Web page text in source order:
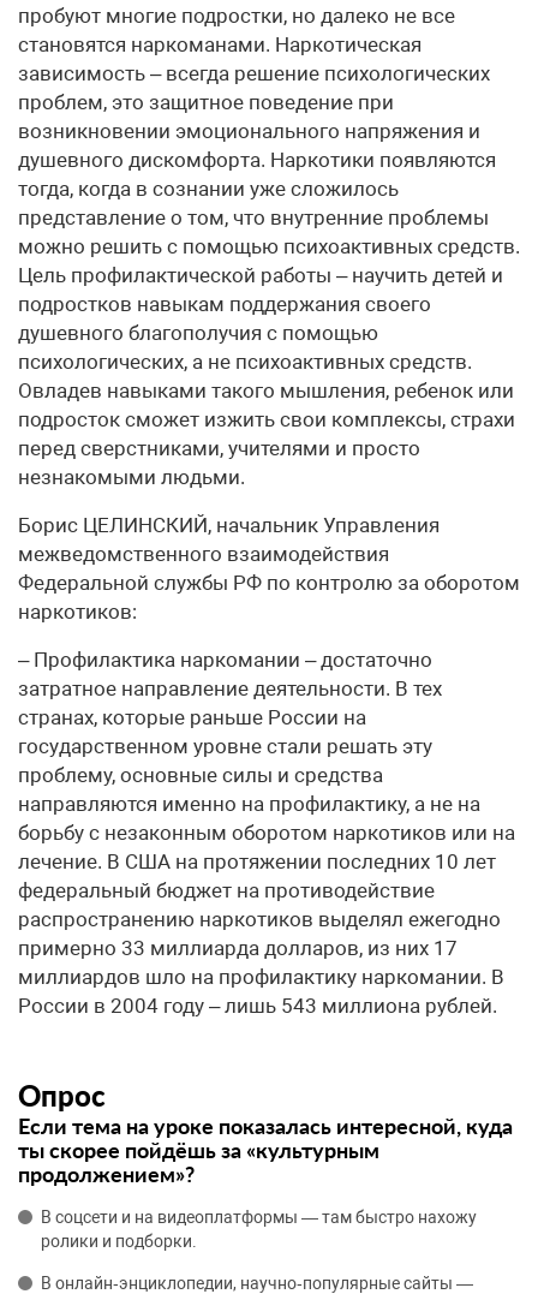
пробуют многие подростки, но далеко не все
становятся наркоманами. Наркотическая
зависимость – всегда решение психологических
проблем, это защитное поведение при
возникновении эмоционального напряжения и
душевного дискомфорта. Наркотики появляются
тогда, когда в сознании уже сложилось
представление о том, что внутренние проблемы
можно решить с помощью психоактивных средств.
Цель профилактической работы – научить детей и
подростков навыкам поддержания своего
душевного благополучия с помощью
психологических, а не психоактивных средств.
Овладев навыками такого мышления, ребенок или
подросток сможет изжить свои комплексы, страхи
перед сверстниками, учителями и просто
незнакомыми людьми.
Борис ЦЕЛИНСКИЙ, начальник Управления
межведомственного взаимодействия
Федеральной службы РФ по контролю за оборотом
наркотиков:
– Профилактика наркомании – достаточно
затратное направление деятельности. В тех
странах, которые раньше России на
государственном уровне стали решать эту
проблему, основные силы и средства
направляются именно на профилактику, а не на
борьбу с незаконным оборотом наркотиков или на
лечение. В США на протяжении последних 10 лет
федеральный бюджет на противодействие
распространению наркотиков выделял ежегодно
примерно 33 миллиарда долларов, из них 17
миллиардов шло на профилактику наркомании. В
России в 2004 году – лишь 543 миллиона рублей.
Опрос
Если тема на уроке показалась интересной, куда
ты скорее пойдёшь за «культурным
продолжением»?
В соцсети и на видеоплатформы — там быстро нахожу
ролики и подборки.
В онлайн‑энциклопедии, научно‑популярные сайты —